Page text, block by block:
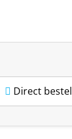
Direct